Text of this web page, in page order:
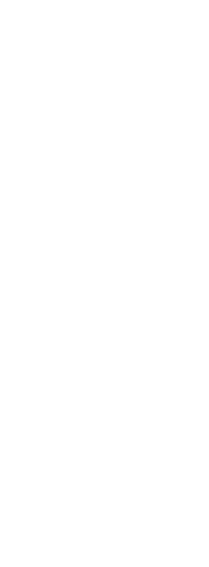
Metallic